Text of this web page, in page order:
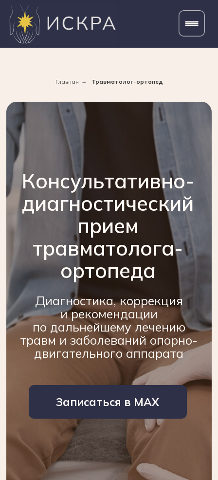
Главная → Травматолог-ортопед
Консультативно-
диагностический
прием
травматолога-
ортопеда
Диагностика, коррекция
и рекомендации
по дальнейшему лечению
травм и заболеваний опорно-
двигательного аппарата
клинике
клинике